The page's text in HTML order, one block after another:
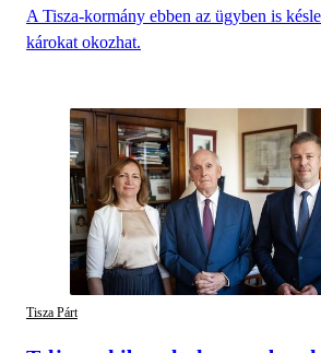
A Tisza-kormány ebben az ügyben is
károkat okozhat.
Tisza Párt